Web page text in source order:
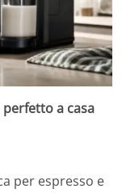
perfetto a casa
per espresso e